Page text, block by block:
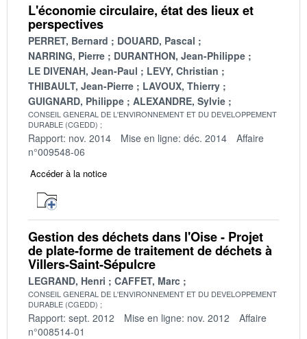
L'économie circulaire, état des lieux et
perspectives
PERRET, Bernard
DOUARD, Pascal
NARRING, Pierre
DURANTHON, Jean-Philippe
LE DIVENAH, Jean-Paul
LEVY, Christian
THIBAULT, Jean-Pierre
LAVOUX, Thierry
GUIGNARD, Philippe
ALEXANDRE, Sylvie
CONSEIL GENERAL DE L'ENVIRONNEMENT ET DU DEVELOPPEMENT
DURABLE (CGEDD)
Rapport: nov. 2014 Mise en ligne: déc. 2014
Affaire
n°009548-06
Accéder à la notice
Gestion des déchets dans l'Oise - Projet
de plate-forme de traitement de déchets à
Villers-Saint-Sépulcre
LEGRAND, Henri CAFFET, Marc
CONSEIL GENERAL DE L'ENVIRONNEMENT ET DU DEVELOPPEMENT
DURABLE (CGEDD)
Rapport: sept. 2012 Mise en ligne: nov. 2012
Affaire
n°008514-01